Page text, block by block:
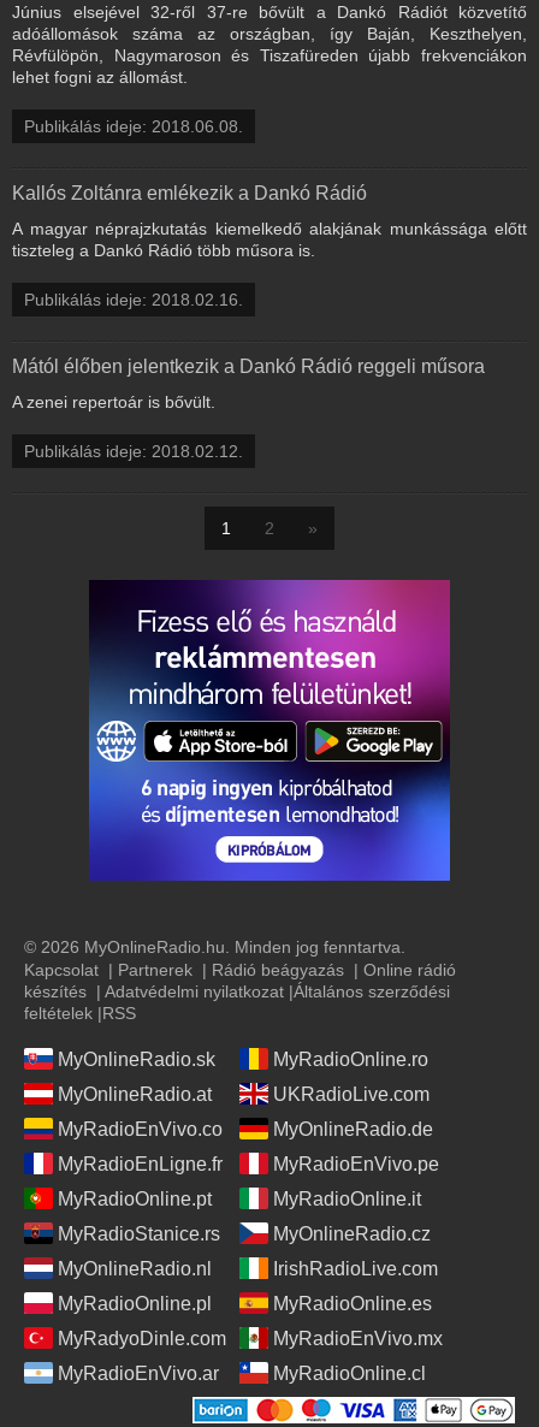
Június elsejével 32-ről 37-re bővült a Dankó Rádiót közvetítő
adóállomások száma az országban, így Baján, Keszthelyen,
Révfülöpön, Nagymaroson és Tiszafüreden újabb frekvenciákon
lehet fogni az állomást.
Publikálás ideje: 2018.06.08.
Kallós Zoltánra emlékezik a Dankó Rádió
A magyar néprajzkutatás kiemelkedő alakjának munkássága előtt
tiszteleg a Dankó Rádió több műsora is.
Publikálás ideje: 2018.02.16.
Mától élőben jelentkezik a Dankó Rádió reggeli műsora
A zenei repertoár is bővült.
Publikálás ideje: 2018.02.12.
1 2 »
© 2026 MyOnlineRadio.hu. Minden jog fenntartva.
Kapcsolat | Partnerek | Rádió beágyazás | Online rádió
készítés | Adatvédelmi nyilatkozat |Általános szerződési
feltételek |RSS
MyOnlineRadio.sk
MyRadioOnline.ro
MyOnlineRadio.at
UKRadioLive.com
MyRadioEnVivo.co
MyOnlineRadio.de
MyRadioEnLigne.fr
MyRadioEnVivo.pe
MyRadioOnline.pt
MyRadioOnline.it
MyRadioStanice.rs
MyOnlineRadio.cz
MyOnlineRadio.nl
IrishRadioLive.com
MyRadioOnline.pl
MyRadioOnline.es
MyRadyoDinle.com
MyRadioEnVivo.mx
MyRadioEnVivo.ar
MyRadioOnline.cl